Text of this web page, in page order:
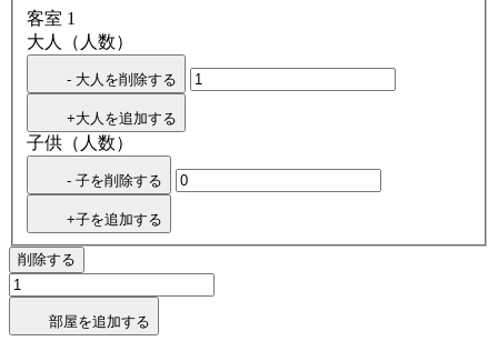
客室 1
大人（人数）
- 大人を削除する
+大人を追加する
子供（人数）
- 子を削除する
+子を追加する
削除する
部屋を追加する